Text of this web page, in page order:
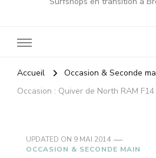
Accueil
Occasion & Seconde
Occasion : Quiver de North RAM F14
UPDATED ON 9 MAI 2014
OCCASION & SECONDE MAIN